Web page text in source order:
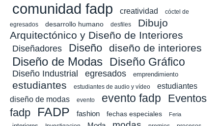
comunidad fadp creatividad
cóctel de
egresados
desarrollo humano desfiles
Dibujo
Arquitectónico y Diseño de Interiores
Diseñadores Diseño diseño de interiores
Diseño de Modas Diseño Gráfico
Diseño Industrial egresados emprendimiento
estudiantes estudiantes de audio y vídeo
estudiantes
diseño de modas
evento evento fadp
Eventos
fadp
FADP fashion fechas especiales Feria